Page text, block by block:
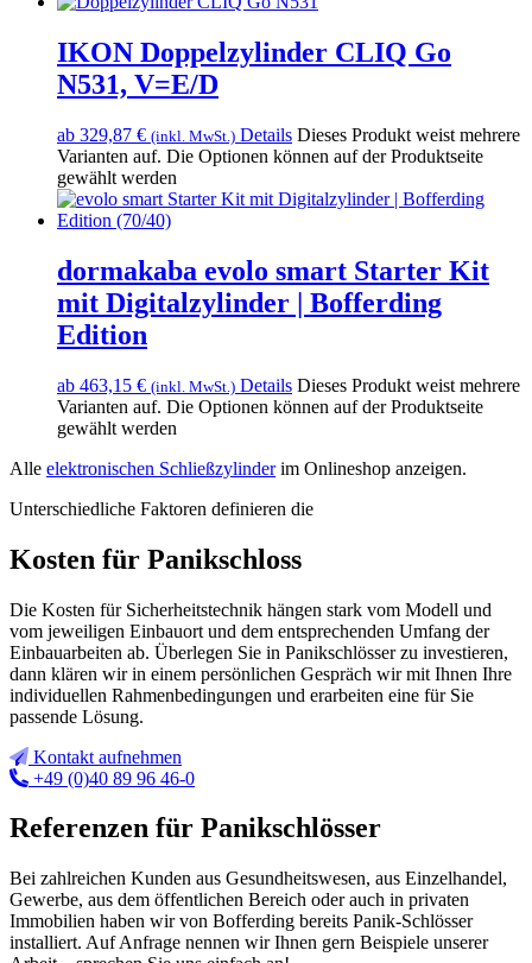
IKON Doppelzylinder CLIQ Go
N531, V=E/D
ab 329,87 € (inkl. MwSt.) Details Dieses Produkt weist mehrere
Varianten auf. Die Optionen können auf der Produktseite
gewählt werden
dormakaba evolo smart Starter Kit
mit Digitalzylinder | Bofferding
Edition
ab 463,15 € (inkl. MwSt.) Details Dieses Produkt weist mehrere
Varianten auf. Die Optionen können auf der Produktseite
gewählt werden
Alle elektronischen Schließzylinderim Onlineshop anzeigen.
Unterschiedliche Faktoren definieren die
Kosten für Panikschloss
Die Kosten für Sicherheitstechnik hängen stark vom Modell und
vom jeweiligen Einbauort und dem entsprechenden Umfang der
Einbauarbeiten ab. Überlegen Sie in Panikschlösser zu investieren,
dann klären wir in einem persönlichen Gespräch wir mit Ihnen Ihre
individuellen Rahmenbedingungen und erarbeiten eine für Sie
passende Lösung.
Kontakt aufnehmen
+49 (0)40 89 96 46-0
Referenzen für Panikschlösser
Bei zahlreichen Kunden aus Gesundheitswesen, aus Einzelhandel,
Gewerbe, aus dem öffentlichen Bereich oder auch in privaten
Immobilien haben wir von Bofferding bereits Panik-Schlösser
installiert. Auf Anfrage nennen wir Ihnen gern Beispiele unserer